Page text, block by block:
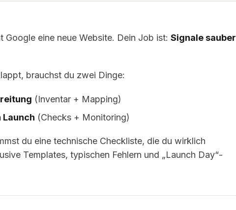
Google eine neue Website. Dein Job ist: Signale sauber
brauchst du zwei Dinge:
(Inventar + Mapping)
(Checks + Monitoring)
du eine technische Checkliste, die du wirklich
Templates, typischen Fehlern und „Launch Day“-